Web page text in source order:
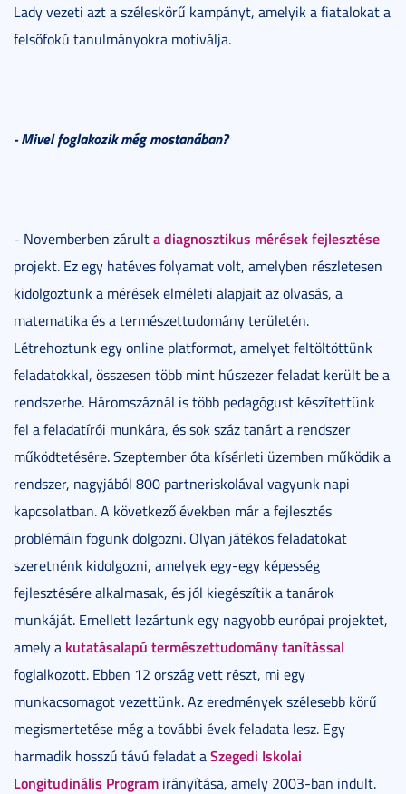
Lady vezeti azt a széleskörű kampányt, amelyik a fiatalokat a
felsőfokú tanulmányokra motiválja.
- Mivel foglakozik még mostanában?
- Novemberben zárulta diagnosztikus mérések fejlesztése
projekt. Ez egy hatéves folyamat volt, amelyben részletesen
kidolgoztunk a mérések elméleti alapjait az olvasás, a
matematika és a természettudomány területén.
Létrehoztunk egy online platformot, amelyet feltöltöttünk
feladatokkal, összesen több mint húszezer feladat került be a
rendszerbe. Háromszáznál is több pedagógust készítettünk
fel a feladatírói munkára, és sok száz tanárt a rendszer
működtetésére. Szeptember óta kísérleti üzemben működik a
rendszer, nagyjából 800 partneriskolával vagyunk napi
kapcsolatban. A következő években már a fejlesztés
problémáin fogunk dolgozni. Olyan játékos feladatokat
szeretnénk kidolgozni, amelyek egy-egy képesség
fejlesztésére alkalmasak, és jól kiegészítik a tanárok
munkáját. Emellett lezártunk egy nagyobb európai projektet,
amely a kutatásalapú természettudomány tanítással
foglalkozott. Ebben 12 ország vett részt, mi egy
munkacsomagot vezettünk. Az eredmények szélesebb körű
megismertetése még a további évek feladata lesz. Egy
harmadik hosszú távú feladat aSzegedi Iskolai
Longitudinális Program irányítása, amely 2003-ban indult.